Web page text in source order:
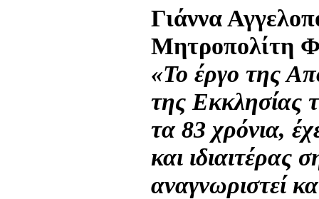
Γιάννα
Μητροπολίτη
«Το έργο της
της Εκκλησίας
τα 83 χρόνια,
και ιδιαιτέρας
αναγνωριστεί